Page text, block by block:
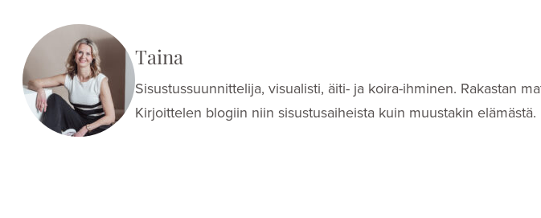
Taina
Sisustussuunnittelija, visualisti, äiti- ja koira-ihminen. Rakastan
Kirjoittelen blogiin niin sisustusaiheista kuin muustakin